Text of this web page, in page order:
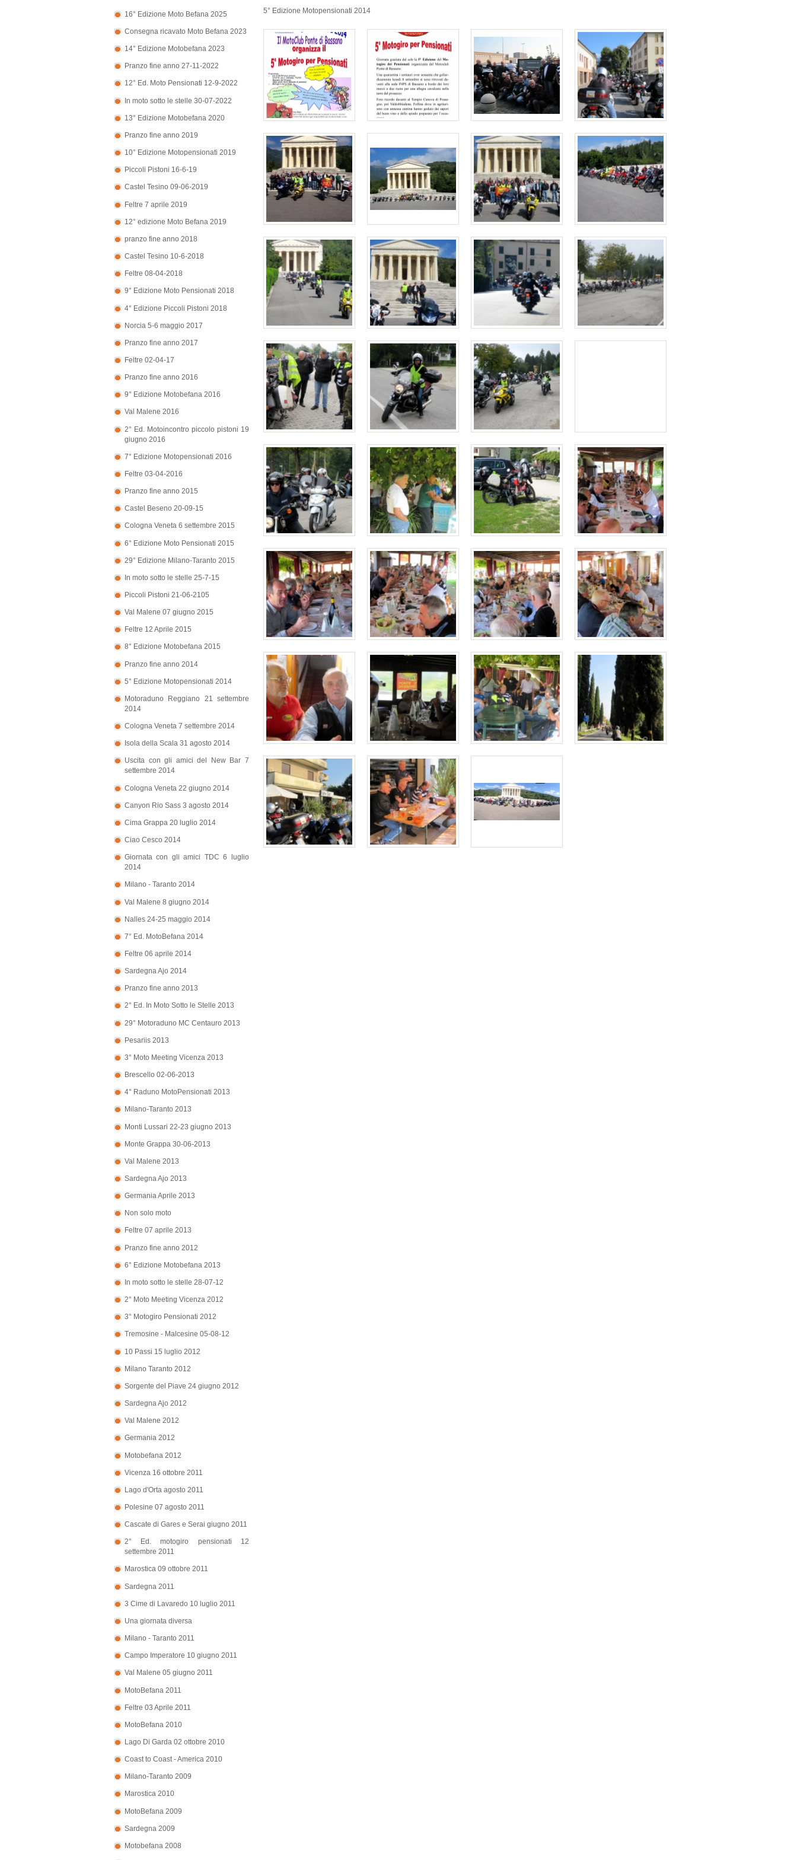
16° Edizione Moto Befana 2025
Consegna ricavato Moto Befana 2023
14° Edizione Motobefana 2023
Pranzo fine anno 27-11-2022
12° Ed. Moto Pensionati 12-9-2022
In moto sotto le stelle 30-07-2022
13° Edizione Motobefana 2020
Pranzo fine anno 2019
10° Edizione Motopensionati 2019
Piccoli Pistoni 16-6-19
Castel Tesino 09-06-2019
Feltre 7 aprile 2019
12° edizione Moto Befana 2019
pranzo fine anno 2018
Castel Tesino 10-6-2018
Feltre 08-04-2018
9° Edizione Moto Pensionati 2018
4° Edizione Piccoli Pistoni 2018
Norcia 5-6 maggio 2017
Pranzo fine anno 2017
Feltre 02-04-17
Pranzo fine anno 2016
9° Edizione Motobefana 2016
Val Malene 2016
2° Ed. Motoincontro piccolo pistoni 19
giugno 2016
7° Edizione Motopensionati 2016
Feltre 03-04-2016
Pranzo fine anno 2015
Castel Beseno 20-09-15
Cologna Veneta 6 settembre 2015
6° Edizione Moto Pensionati 2015
29° Edizione Milano-Taranto 2015
In moto sotto le stelle 25-7-15
Piccoli Pistoni 21-06-2105
Val Malene 07 giugno 2015
Feltre 12 Aprile 2015
8° Edizione Motobefana 2015
Pranzo fine anno 2014
5° Edizione Motopensionati 2014
Motoraduno Reggiano 21 settembre
2014
Cologna Veneta 7 settembre 2014
Isola della Scala 31 agosto 2014
Uscita con gli amici del New Bar 7
settembre 2014
Cologna Veneta 22 giugno 2014
Canyon Rio Sass 3 agosto 2014
Cima Grappa 20 luglio 2014
Ciao Cesco 2014
Giornata con gli amici TDC 6 luglio
2014
Milano - Taranto 2014
Val Malene 8 giugno 2014
Nalles 24-25 maggio 2014
7° Ed. MotoBefana 2014
Feltre 06 aprile 2014
Sardegna Ajo 2014
Pranzo fine anno 2013
2° Ed. In Moto Sotto le Stelle 2013
29° Motoraduno MC Centauro 2013
Pesariis 2013
3° Moto Meeting Vicenza 2013
Brescello 02-06-2013
4° Raduno MotoPensionati 2013
Milano-Taranto 2013
Monti Lussari 22-23 giugno 2013
Monte Grappa 30-06-2013
Val Malene 2013
Sardegna Ajo 2013
Germania Aprile 2013
Non solo moto
Feltre 07 aprile 2013
Pranzo fine anno 2012
6° Edizione Motobefana 2013
In moto sotto le stelle 28-07-12
2° Moto Meeting Vicenza 2012
3° Motogiro Pensionati 2012
Tremosine - Malcesine 05-08-12
10 Passi 15 luglio 2012
Milano Taranto 2012
Sorgente del Piave 24 giugno 2012
Sardegna Ajo 2012
Val Malene 2012
Germania 2012
Motobefana 2012
Vicenza 16 ottobre 2011
Lago d'Orta agosto 2011
Polesine 07 agosto 2011
Cascate di Gares e Serai giugno 2011
2° Ed. motogiro pensionati 12
settembre 2011
Marostica 09 ottobre 2011
Sardegna 2011
3 Cime di Lavaredo 10 luglio 2011
Una giornata diversa
Milano - Taranto 2011
Campo Imperatore 10 giugno 2011
Val Malene 05 giugno 2011
MotoBefana 2011
Feltre 03 Aprile 2011
MotoBefana 2010
Lago Di Garda 02 ottobre 2010
Coast to Coast - America 2010
Milano-Taranto 2009
Marostica 2010
MotoBefana 2009
Sardegna 2009
Motobefana 2008
5° Edizione Motopensionati 2014